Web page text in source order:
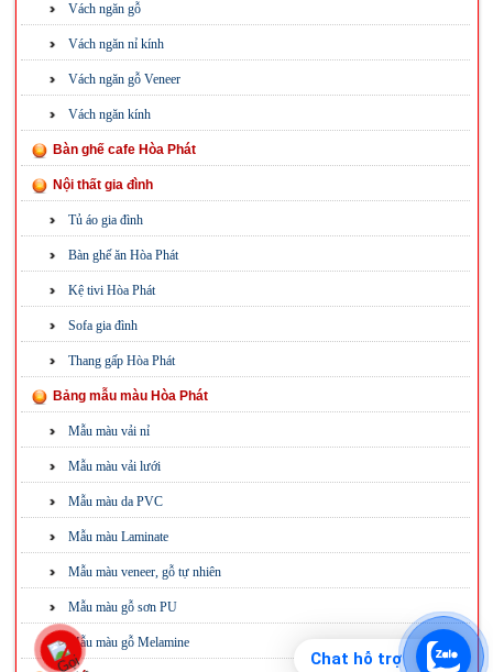
Chat hỗ trợ
Vách ngăn gỗ
Vách ngăn nỉ kính
Vách ngăn gỗ Veneer
Vách ngăn kính
Bàn ghế cafe Hòa Phát
Nội thất gia đình
Tủ áo gia đình
Bàn ghế ăn Hòa Phát
Kệ tivi Hòa Phát
Sofa gia đình
Thang gấp Hòa Phát
Bảng mẫu màu Hòa Phát
Mẫu màu vải nỉ
Mẫu màu vải lưới
Mẫu màu da PVC
Mẫu màu Laminate
Mẫu màu veneer, gỗ tự nhiên
Mẫu màu gỗ sơn PU
Mẫu màu gỗ Melamine